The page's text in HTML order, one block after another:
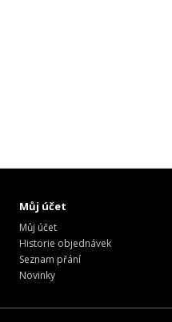
Můj účet
Můj účet
Historie objednávek
Seznam přání
Novinky